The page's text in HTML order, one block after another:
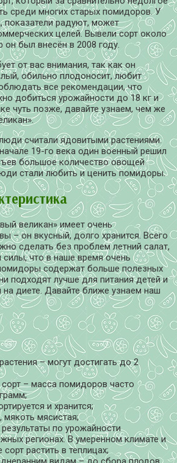
среди многих старых помидоров. У
показатели радуют, может
целей. Вывели сорт около
он был внесён в 2008 году.
от вас внимания, так как он
обильно плодоносит, любит
все рекомендации, что
добиться урожайности до 18 кг и
чуть позже, давайте узнаем, чем же
считали ядовитыми растениями.
19-го века один военный решил
большое количество овощей
стали любить и ценить помидоры.
великан» имеет очень
– он вкусный, долго хранится. Всего
сделать без проблем летний салат,
силы, что в наше время очень
содержат больше полезных
подходят лучше для питания детей и
на диете. Давайте ближе узнаем наш
– могут достигать до 2
– масса помидоров часто
и хранится;
мякоть мясистая;
по урожайности
регионах. В умеренном климате и
растить в теплицах;